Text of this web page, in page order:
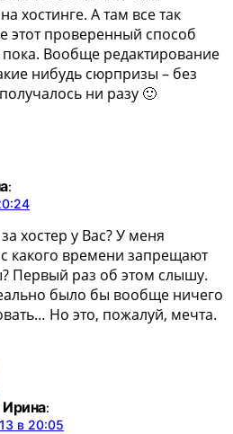
хостинге. А там все так
этот проверенный способ
Вообще редактирование
нибудь сюрпризы – без
ни разу 🙂
:
хостер у Вас? У меня
какого времени запрещают
Первый раз об этом слышу.
было бы вообще ничего
Но это, пожалуй, мечта.
Ирина:
в 20:05